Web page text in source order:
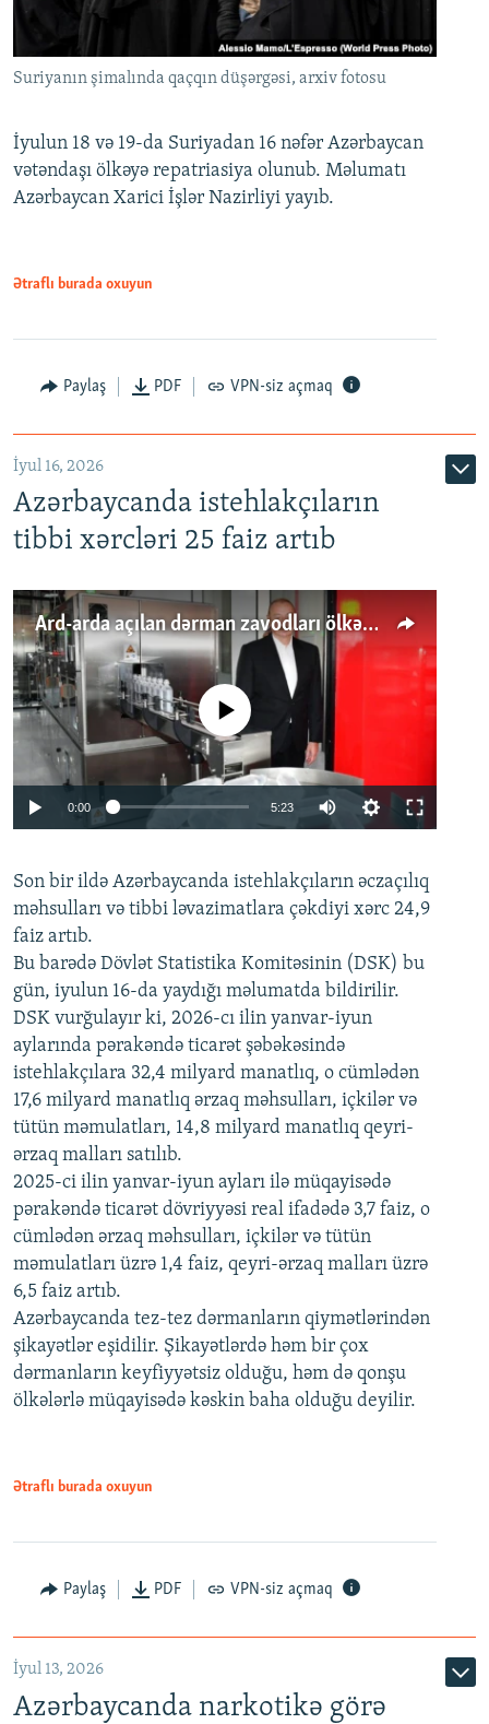
Suriyanın şimalında qaçqın düşərgəsi, arxiv fotosu
İyulun 18 və 19-da Suriyadan 16 nəfər Azərbaycan
vətəndaşı ölkəyə repatriasiya olunub. Məlumatı
Azərbaycan Xarici İşlər Nazirliyi yayıb.
Ətraflı burada oxuyun
Paylaş PDF VPN-siz açmaq
İyul 16, 2026
Azərbaycanda istehlakçıların
tibbi xərcləri 25 faiz artıb
Ard-arda açılan dərman zavodları ölkənin tələbatını ödəyirmi?
Auto 240p 360p 480p
720p 1080p
No media source currently available
0:00 5:23
360p
480p
720p
1080p
Son bir ildə Azərbaycanda istehlakçıların əczaçılıq
məhsulları və tibbi ləvazimatlara çəkdiyi xərc 24,9
faiz artıb.
Bu barədə Dövlət Statistika Komitəsinin (DSK) bu
gün, iyulun 16-da yaydığı məlumatda bildirilir.
DSK vurğulayır ki, 2026-cı ilin yanvar-iyun
aylarında pərakəndə ticarət şəbəkəsində
istehlakçılara 32,4 milyard manatlıq, o cümlədən
17,6 milyard manatlıq ərzaq məhsulları, içkilər və
tütün məmulatları, 14,8 milyard manatlıq qeyri-
ərzaq malları satılıb.
2025-ci ilin yanvar-iyun ayları ilə müqayisədə
pərakəndə ticarət dövriyyəsi real ifadədə 3,7 faiz, o
cümlədən ərzaq məhsulları, içkilər və tütün
məmulatları üzrə 1,4 faiz, qeyri-ərzaq malları üzrə
6,5 faiz artıb.
Azərbaycanda tez-tez dərmanların qiymətlərindən
şikayətlər eşidilir. Şikayətlərdə həm bir çox
dərmanların keyfiyyətsiz olduğu, həm də qonşu
ölkələrlə müqayisədə kəskin baha olduğu deyilir.
Ətraflı burada oxuyun
Paylaş PDF VPN-siz açmaq
İyul 13, 2026
Azərbaycanda narkotikə görə